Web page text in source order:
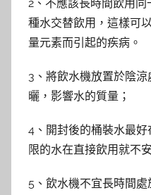
2、不應該長時間飲用
種水交替飲用，這樣可
量元素而引起的疾病。
3、將飲水機放置於陰
曬，影響水的質量；
4、開封後的桶裝水最
限的水在直接飲用就不
5、飲水機不宜長時間